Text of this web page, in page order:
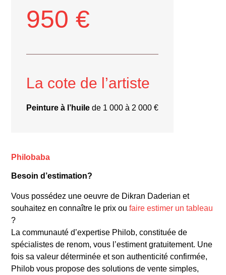
950 €
La cote de l’artiste
Peinture à l’huile de 1 000 à 2 000 €
Philobaba
Besoin d’estimation?
Vous possédez une oeuvre de Dikran Daderian et
souhaitez en connaître le prix oufaire estimer un tableau
?
La communauté d’expertise Philob, constituée de
spécialistes de renom, vous l’estiment gratuitement. Une
fois sa valeur déterminée et son authenticité confirmée,
Philob vous propose des solutions de vente simples,